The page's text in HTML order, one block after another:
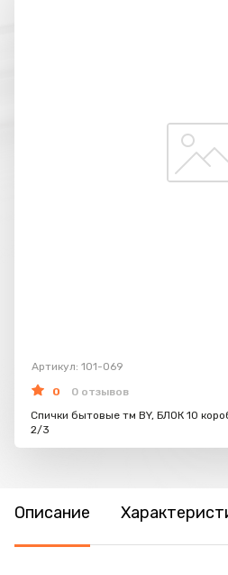
Артикул: 101-069
0
0 отзывов
Спички бытовые тм BY, БЛОК 10
2/3
Описание